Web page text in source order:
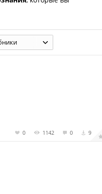
0 1142 0 9